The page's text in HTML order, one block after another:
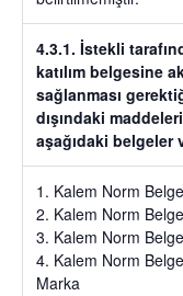
4.3.1. İstekli
katılım belgesine
sağlanması
dışındaki
aşağıdaki belgeler
1. Kalem Norm
2. Kalem Norm
3. Kalem Norm
4. Kalem Norm
Marka